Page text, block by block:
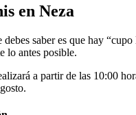
en Neza
saber es que hay
lo antes posible.
a partir de las 10:00